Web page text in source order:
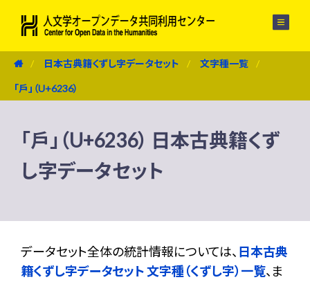
日本古典籍くずし字データセット 文字種一覧
「戶」（U+6236）
「戶」（U+6236） 日本古典籍くず
し字データセット
データセット全体の統計情報については、 日本古典
籍くずし字データセット 文字種（くずし字）一覧、ま